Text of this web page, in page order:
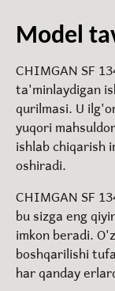
Model
CHIMGANSF
ta'minlaydigan
qurilmasi.Uilg'
yuqori
ishlabchiqarish
oshiradi.
CHIMGANSF
busizgaeng
imkonberadi.O'
boshqarilishi
harqanday